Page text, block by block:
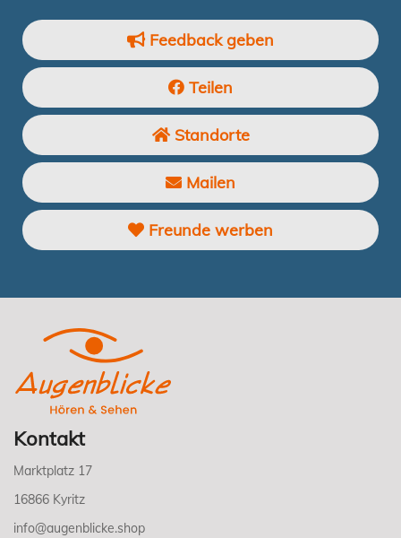
Feedback geben
Teilen
Standorte
Mailen
Freunde werben
Kontakt
Marktplatz 17
16866 Kyritz
info@augenblicke.shop